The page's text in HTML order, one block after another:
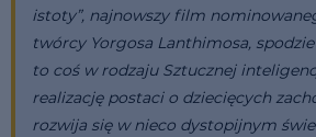
istoty”, najnowszy film
twórcy Yorgosa Lanthimosa,
to coś w rodzaju Sztucznej
realizację postaci o dziecięcych
rozwija się w nieco dystopijnym